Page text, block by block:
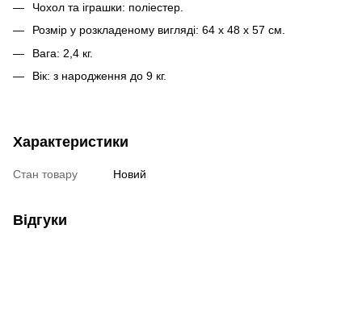
Чохол та іграшки: поліестер.
Розмір у розкладеному вигляді: 64 x 48 x 57 см.
Вага: 2,4 кг.
Вік: з народження до 9 кг.
Характеристики
Стан товару Новий
Відгуки